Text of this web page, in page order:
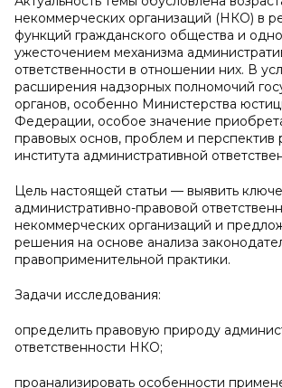
некоммерческих организаций (НКО) в
функций гражданского общества и
ужесточением механизма
ответственности в отношении них. В
расширения надзорных полномочий
органов, особенно Министерства
Федерации, особое значение
правовых основ, проблем и перспектив
института административной
Цель настоящей статьи — выявить
административно-правовой
некоммерческих организаций и
решения на основе анализа
правоприменительной практики.
Задачи исследования:
определить правовую природу
ответственности НКО;
проанализировать особенности